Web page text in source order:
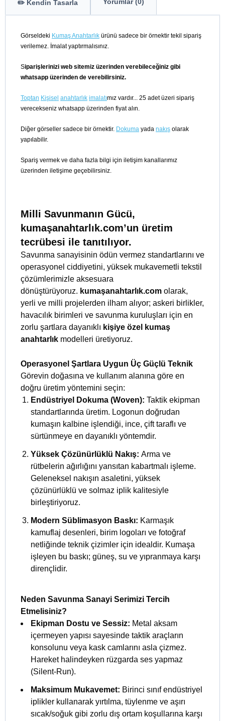
✏️ Kendin Tasarla Yorumlar (0)
Görseldeki Kumaş Anahtarlık ürünü sadece bir örnektir tekil sipariş
verilemez. İmalat yaptırmalısınız.
Siparişlerinizi web sitemiz üzerinden verebileceğiniz gibi
whatsapp üzerinden de verebilirsiniz.
Toptan Kişisel anahtarlık imalatımız vardır... 25 adet üzeri sipariş
verecekseniz whatsapp üzerinden fiyat alın.
Diğer görseller sadece bir örnektir. Dokuma yada nakış olarak
yapılabilir.
Spariş vermek ve daha fazla bilgi için iletişim kanallarımız
üzerinden iletişime geçebilirsiniz.
Milli Savunmanın Gücü,
kumaşanahtarlık.com’un üretim
tecrübesi ile tanıtılıyor.
Savunma sanayisinin ödün vermez standartlarını ve
operasyonel ciddiyetini, yüksek mukavemetli tekstil
çözümlerimizle aksesuara
dönüştürüyoruz. kumaşanahtarlık.com olarak,
yerli ve milli projelerden ilham alıyor; askeri birlikler,
havacılık birimleri ve savunma kuruluşları için en
zorlu şartlara dayanıklı kişiye özel kumaş
anahtarlık modelleri üretiyoruz.
Operasyonel Şartlara Uygun Üç Güçlü Teknik
Görevin doğasına ve kullanım alanına göre en
doğru üretim yöntemini seçin:
Endüstriyel Dokuma (Woven): Taktik ekipman
standartlarında üretim. Logonun doğrudan
kumaşın kalbine işlendiği, ince, çift taraflı ve
sürtünmeye en dayanıklı yöntemdir.
Yüksek Çözünürlüklü Nakış: Arma ve
rütbelerin ağırlığını yansıtan kabartmalı işleme.
Geleneksel nakışın asaletini, yüksek
çözünürlüklü ve solmaz iplik kalitesiyle
birleştiriyoruz.
Modern Süblimasyon Baskı: Karmaşık
kamuflaj desenleri, birim logoları ve fotoğraf
netliğinde teknik çizimler için idealdir. Kumaşa
işleyen bu baskı; güneş, su ve yıpranmaya karşı
dirençlidir.
Neden Savunma Sanayi Serimizi Tercih
Etmelisiniz?
Ekipman Dostu ve Sessiz: Metal aksam
içermeyen yapısı sayesinde taktik araçların
konsolunu veya kask camlarını asla çizmez.
Hareket halindeyken rüzgarda ses yapmaz
(Silent-Run).
Maksimum Mukavemet: Birinci sınıf endüstriyel
iplikler kullanarak yırtılma, tüylenme ve aşırı
sıcak/soğuk gibi zorlu dış ortam koşullarına karşı